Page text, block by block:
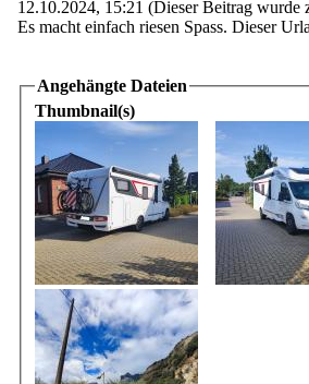
12.10.2024, 15:21 (Dieser Beitrag wurde
Es macht einfach riesen Spass. Dieser
Angehängte Dateien
Thumbnail(s)